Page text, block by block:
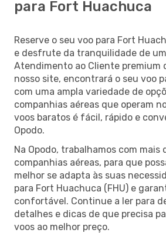
para Fort Huachuca
Reserve o seu voo para Fort
e desfrute da tranquilidade de
Atendimento ao Cliente premium
nosso site, encontrará o seu voo
com uma ampla variedade de
companhias aéreas que operam
voos baratos é fácil, rápido e
Opodo.
Na Opodo, trabalhamos com mais
companhias aéreas, para que
melhor se adapta às suas
para Fort Huachuca (FHU) e
confortável. Continue a ler para
detalhes e dicas de que precisa
voos ao melhor preço.